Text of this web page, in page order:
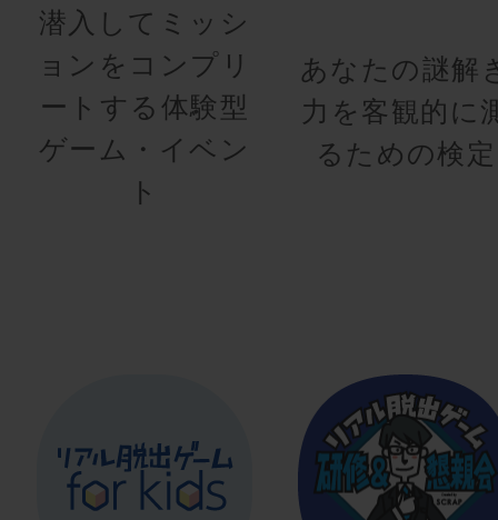
潜入してミッシ
ョンをコンプリ
ートする体験型
ゲーム・イベン
ト
あなたの謎解
力を客観的に
るための検定